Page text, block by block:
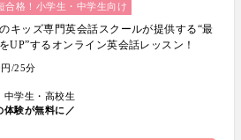
合格！小学生・中学生向け
キッズ専門英会話スクールが提供する“最
UP”するオンライン英会話レッスン！
/25分
中学生・高校生
体験が無料に／